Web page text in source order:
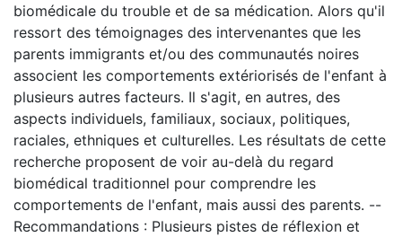
biomédicale du trouble et de sa médication. Alors qu'il
ressort des témoignages des intervenantes que les
parents immigrants et/ou des communautés noires
associent les comportements extériorisés de l'enfant à
plusieurs autres facteurs. Il s'agit, en autres, des
aspects individuels, familiaux, sociaux, politiques,
raciales, ethniques et culturelles. Les résultats de cette
recherche proposent de voir au-delà du regard
biomédical traditionnel pour comprendre les
comportements de l'enfant, mais aussi des parents. --
Recommandations : Plusieurs pistes de réflexion et